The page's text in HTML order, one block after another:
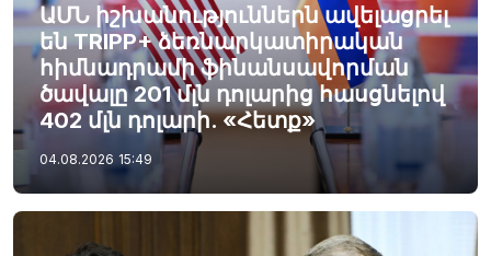
ԱՄՆ իշխանություններն ավելացրել
են TRIPP+ ձեռնարկատիրական
հիմնադրամի ֆինանսավորման
ծավալը 201 մլն դոլարից հասցնելով
402 մլն դոլարի. «Հետք»
04.08.2026 15:49